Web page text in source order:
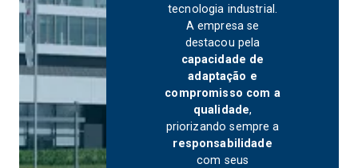
tecnologia industrial.
A empresa se
destacou pela
capacidade de
adaptação e
compromisso com a
qualidade,
priorizando sempre a
responsabilidade
com seus